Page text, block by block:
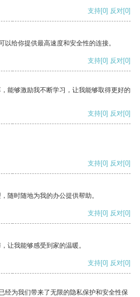
支持[0] 反对[0]
以给你提供最高速度和安全性的连接。
支持[0] 反对[0]
能够激励我不断学习，让我能够取得更好的
支持[0] 反对[0]
支持[0] 反对[0]
随时随地为我的办公提供帮助。
支持[0] 反对[0]
让我能够感受到家的温暖。
支持[0] 反对[0]
经为我们带来了无限的隐私保护和安全性保